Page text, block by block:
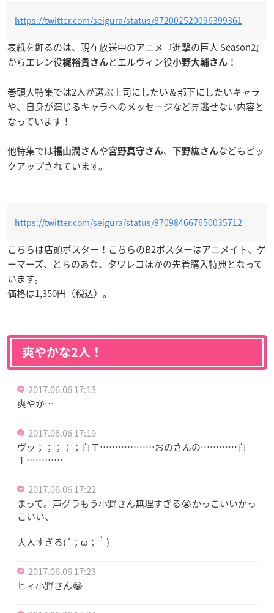
https://twitter.com/seigura/status/872002520096399361
表紙を飾るのは、現在放送中のアニメ『進撃の巨人 Season2』
からエレン役梶裕貴さんとエルヴィン役小野大輔さん ！
巻頭大特集では2人が選ぶ上司にしたい＆部下にしたいキャラ
や、自身が演じるキャラへのメッセージなど見逃せない内容と
なっています！
他特集では福山潤さんや宮野真守さん、 下野紘さんなどもピッ
クアップされています。
https://twitter.com/seigura/status/870984667650035712
こちらは店頭ポスター！こちらのB2ポスターはアニメイト、ゲ
ーマーズ、とらのあな、タワレコほかの先着購入特典となって
います。
価格は1,350円（税込）。
爽やかな2人！
2017.06.06 17:13
爽やか…
2017.06.06 17:19
ヴッ；；；；；白Ｔ………………おのさんの…………白
Ｔ…………
2017.06.06 17:22
まって。声グラもう小野さん無理すぎる😭かっこいいかっ
こいい、
大人すぎる(´；ω；｀)
2017.06.06 17:23
ヒィ小野さん😂